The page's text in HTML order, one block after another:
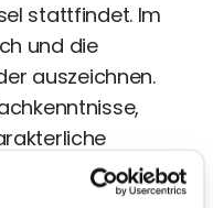
stattfindet. Im
und die
auszeichnen.
Gabe, über den